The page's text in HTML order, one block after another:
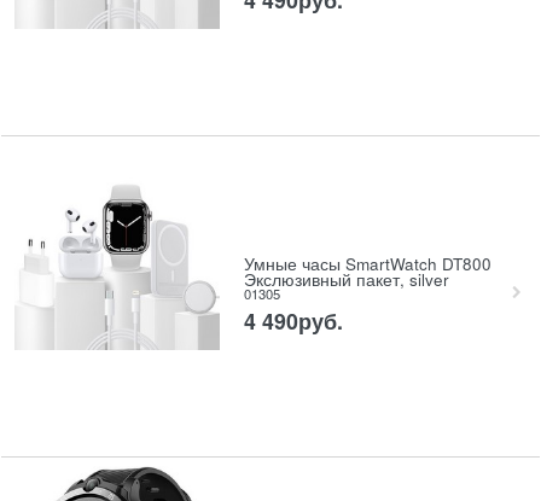
Умные часы SmartWatch DT800
Экслюзивный пакет, silver
01305
4 490руб.